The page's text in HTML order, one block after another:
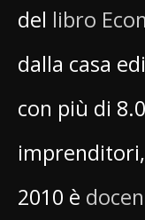
del libro
dalla casa
con più di
2010 è